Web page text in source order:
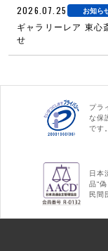
2026.07.25 お知ら
ギャラリーレア 東心
せ
プラ
な保
です
日本
品“
民間